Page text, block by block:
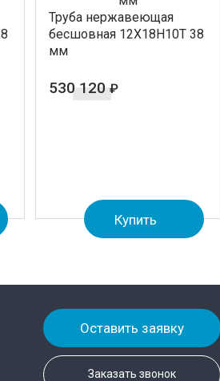
Труба нержавеющая
бесшовная 12Х18Н10Т 38
мм
530 120 ₽
Купить
Оставить заявку
Заказать звонок